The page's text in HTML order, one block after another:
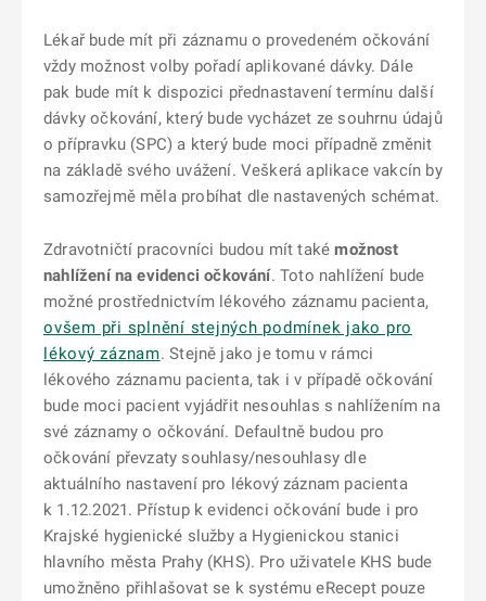
Lékař bude mít při záznamu o provedeném očkování
vždy možnost volby pořadí aplikované dávky. Dále
pak bude mít k dispozici přednastavení termínu další
dávky očkování, který bude vycházet ze souhrnu údajů
o přípravku (SPC) a který bude moci případně změnit
na základě svého uvážení. Veškerá aplikace vakcín by
samozřejmě měla probíhat dle nastavených schémat.
Zdravotničtí pracovníci budou mít také možnost
nahlížení na evidenci očkování. Toto nahlížení bude
možné prostřednictvím lékového záznamu pacienta,
ovšem při splnění stejných podmínek jako pro
lékový záznam. Stejně jako je tomu v rámci
lékového záznamu pacienta, tak i v případě očkování
bude moci pacient vyjádřit nesouhlas s nahlížením na
své záznamy o očkování. Defaultně budou pro
očkování převzaty souhlasy/nesouhlasy dle
aktuálního nastavení pro lékový záznam pacienta
k 1.12.2021. Přístup k evidenci očkování bude i pro
Krajské hygienické služby a Hygienickou stanici
hlavního města Prahy (KHS). Pro uživatele KHS bude
umožněno přihlašovat se k systému eRecept pouze